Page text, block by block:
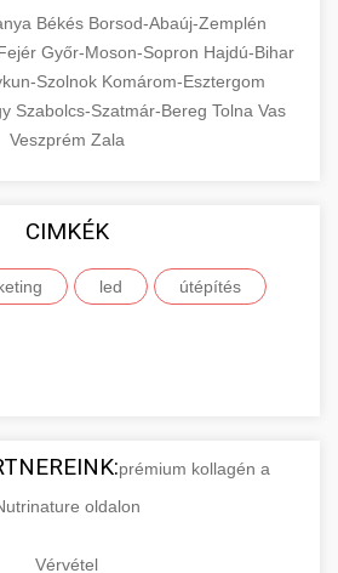
Békés Borsod-Abaúj-Zemplén
Győr-Moson-Sopron Hajdú-Bihar
Szolnok Komárom-Esztergom
Szabolcs-Szatmár-Bereg Tolna Vas
Veszprém Zala
CIMKÉK
led útépítés
prémium kollagén a
oldalon
Vérvétel